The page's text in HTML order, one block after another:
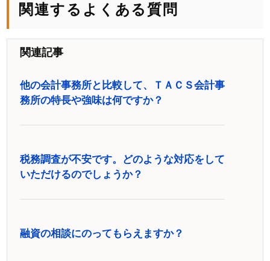
関連するよくある質問
関連記事
他の会計事務所と比較して、ＴＡＣＳ会計事
務所の特長や強味は何ですか？
税務調査が不安です。どのような対応をして
いただけるのでしょうか？
融資の相談にのってもらえますか？